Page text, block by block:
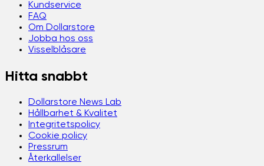
Kundservice
FAQ
Om Dollarstore
Jobba hos oss
Visselblåsare
Hitta snabbt
Dollarstore News Lab
Hållbarhet & Kvalitet
Integritetspolicy
Cookie policy
Pressrum
Återkallelser